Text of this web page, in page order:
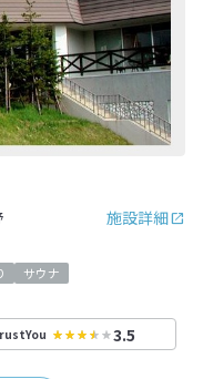
施設詳細
サウナ
3.5